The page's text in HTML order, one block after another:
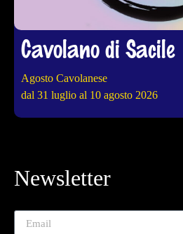
Cavolano di Sacile
Agosto Cavolanese
dal 31 luglio al 10 agosto 2026
Newsletter